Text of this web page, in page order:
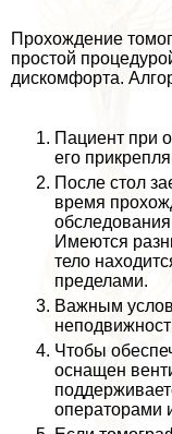
Прохождение
простой
дискомфорта.
Пациент при
его
После стол
время
обследования
Имеются
тело
пределами.
Важным
Чтобы
оснащен
операторами